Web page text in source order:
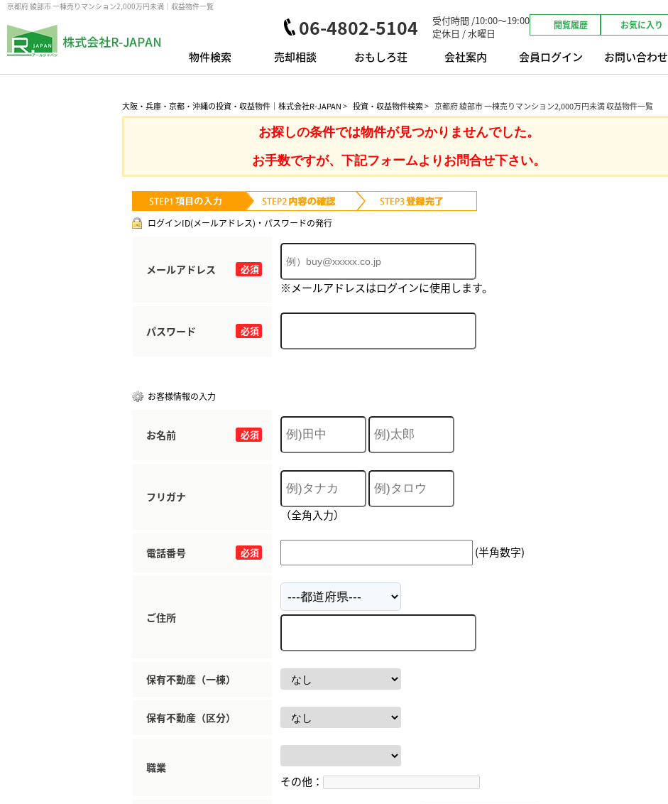
京都府 綾部市 一棟売りマンション2,000万円未満｜収益物件一覧
06-4802-5104
受付時間 /10:00～19:00
定休日 / 水曜日
閲覧履歴 お気に入り
物件検索 売却相談 おもしろ荘 会社案内 会員ログイン お問い合わせ
大阪・兵庫・京都・沖縄の投資・収益物件｜株式会社R-JAPAN> 投資・収益物件検索> 京都府 綾部市 一棟売りマンション2,000万円未満 収益物件一覧
お探しの条件では物件が見つかりませんでした。
お手数ですが、下記フォームよりお問合せ下さい。
ログインID(メールアドレス)・パスワードの発行
必須
メールアドレス
※メールアドレスはログインに使用します。
必須
パスワード
お客様情報の入力
必須
お名前
フリガナ
（全角入力）
必須
電話番号 (半角数字)
ご住所
保有不動産（一棟）
保有不動産（区分）
職業
その他：